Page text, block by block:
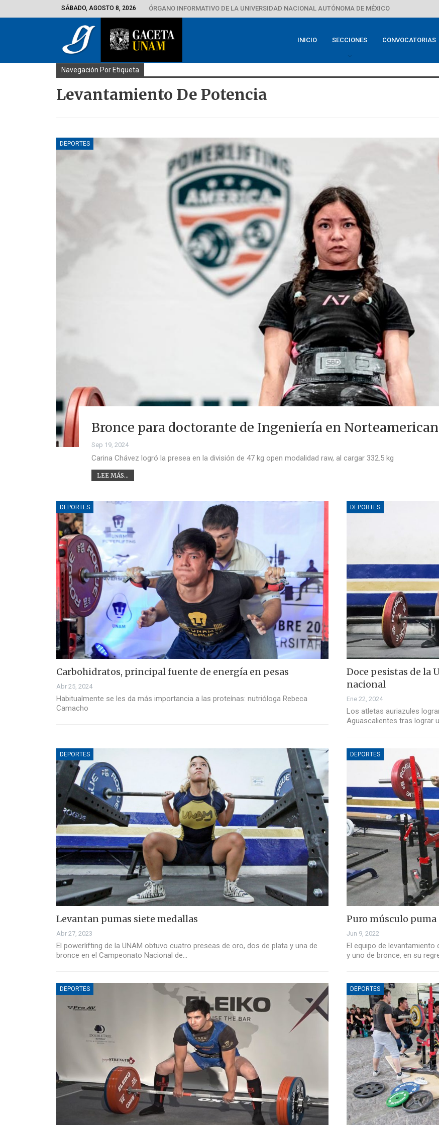
SÁBADO, AGOSTO 8, 2026 ÓRGANO INFORMATIVO DE LA UNIVERSIDAD NACIONAL AUTÓNOMA DE MÉXICO
INICIO SECCIONES CONVOCATORIAS
Navegación Por Etiqueta
Levantamiento De Potencia
DEPORTES
Bronce para doctorante de Ingeniería en
Sep 19, 2024
Carina Chávez logró la presea en la división de 47 kg open modalidad raw, al cargar 332.5 kg
LEE MÁS...
DEPORTES
Carbohidratos, principal fuente de energía en pesas
Abr 25, 2024
Habitualmente se les da más importancia a las proteínas: nutrióloga Rebeca
Camacho
DEPORTES
Doce pesistas de la
nacional
Ene 22, 2024
Los atletas auriazules
Aguascalientes tras lograr
DEPORTES
Levantan pumas siete medallas
Abr 27, 2023
El powerlifting de la UNAM obtuvo cuatro preseas de oro, dos de plata y una de
bronce en el Campeonato Nacional de…
DEPORTES
Puro músculo puma
Jun 9, 2022
El equipo de
y uno de bronce, en su
DEPORTES DEPORTES